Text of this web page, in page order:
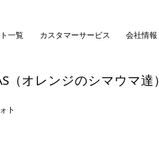
一覧 カスタマーサービス 会社情報
（オレンジのシマウマ達）
ト